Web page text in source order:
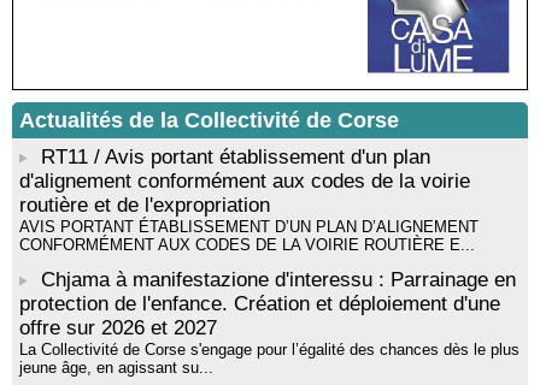
rythmique et corporelle - Mediateca territuriale di Santa Lucia di
! Événement reporté ! Cycle de conférences peinture animé
par Alexandre Dominati - Mediateca territuriale di Santa Lucia di
Tallà
Actualités de la Collectivité de Corse
RT11 / Avis portant établissement d'un plan
d'alignement conformément aux codes de la voirie
routière et de l'expropriation
AVIS PORTANT ÉTABLISSEMENT D’UN PLAN D’ALIGNEMENT
CONFORMÉMENT AUX CODES DE LA VOIRIE ROUTIÈRE E...
Chjama à manifestazione d'interessu : Parrainage en
protection de l'enfance. Création et déploiement d'une
offre sur 2026 et 2027
La Collectivité de Corse s'engage pour l’égalité des chances dès le plus
jeune âge, en agissant su...